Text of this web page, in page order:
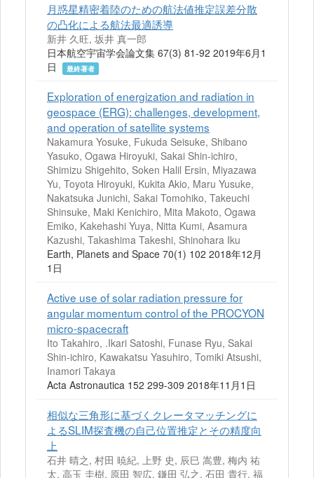
月惑星精密着陸のための航法値推定誤差分散
の凸化による航法最適誘導
新井 久旺, 坂井 真一郎
日本航空宇宙学会論文集 67(3) 81-92 2019年6月1
日
最終著者
Exploration of energization and radiation in
geospace (ERG): challenges, development,
and operation of satellite systems
Nakamura Yosuke, Fukuda Seisuke, Shibano
Yasuko, Ogawa Hiroyuki, Sakai Shin-ichiro,
Shimizu Shigehito, Soken Halil Ersin, Miyazawa
Yu, Toyota Hiroyuki, Kukita Akio, Maru Yusuke,
Nakatsuka Junichi, Sakai Tomohiko, Takeuchi
Shinsuke, Maki Kenichiro, Mita Makoto, Ogawa
Emiko, Kakehashi Yuya, Nitta Kumi, Asamura
Kazushi, Takashima Takeshi, Shinohara Iku
Earth, Planets and Space 70(1) 102 2018年12月
1日
Active use of solar radiation pressure for
angular momentum control of the PROCYON
micro-spacecraft
Ito Takahiro, .Ikari Satoshi, Funase Ryu, Sakai
Shin-ichiro, Kawakatsu Yasuhiro, Tomiki Atsushi,
Inamori Takaya
Acta Astronautica 152 299-309 2018年11月1日
相似な三角形に基づくクレータマッチングに
よるSLIM探査機の自己位置推定とその精度向
上
石井 晴之, 村田 暁紀, 上野 史, 辰巳 嵩豊, 梅内 祐
太, 高玉 圭樹, 原田 智広, 鎌田 弘之, 石田 貴行, 福